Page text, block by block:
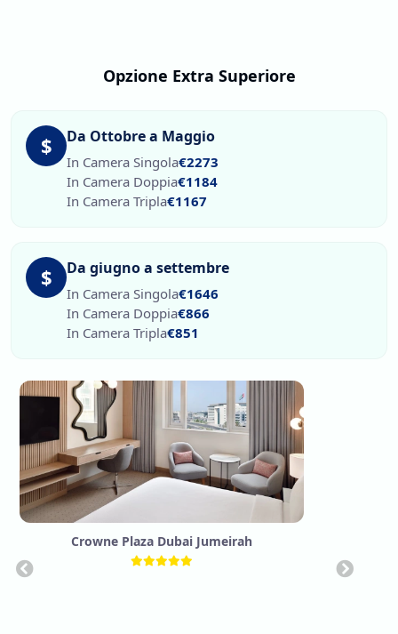
Opzione Extra Superiore
$ Da Ottobre a Maggio
In Camera Singola€2273
In Camera Doppia€1184
In Camera Tripla€1167
$ Da giugno a settembre
In Camera Singola€1646
In Camera Doppia€866
In Camera Tripla€851
Crowne Plaza Dubai Jumeirah